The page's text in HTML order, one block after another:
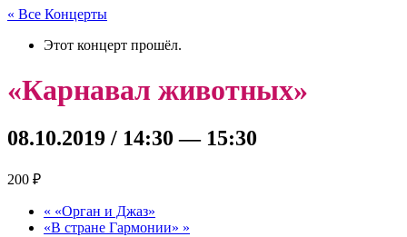
« Все Концерты
Этот концерт прошёл.
«Карнавал животных»
08.10.2019 / 14:30 — 15:30
200 ₽
« «Орган и Джаз»
«В стране Гармонии» »